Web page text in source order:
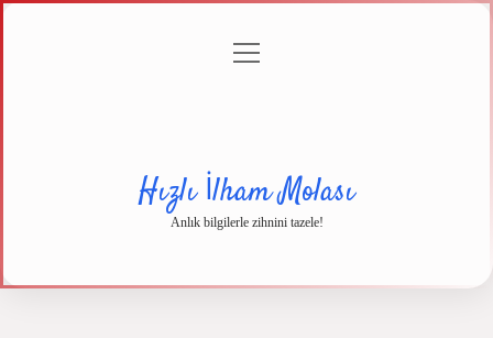
menüyü
Hızlı İlham Molası
Anlık bilgilerle zihnini tazele!